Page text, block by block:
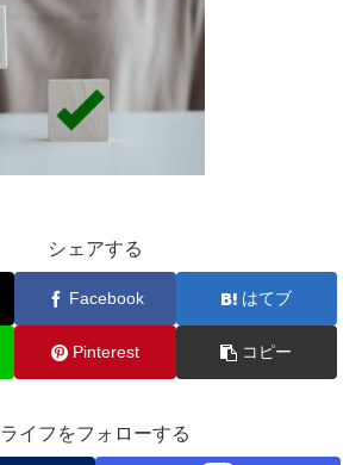
シェアする
Facebook はてブ
Pinterest コピー
ライフをフォローする